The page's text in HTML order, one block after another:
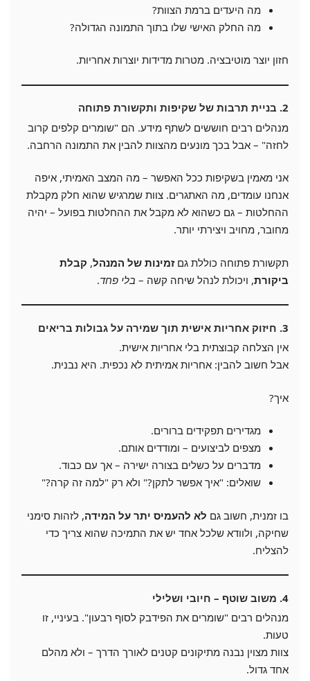
מה היעדים ברמת הצוות?
מה החלק האישי שלו בתוך התמונה הגדולה?
חזון יוצר מוטיבציה. מטרות מדידות יוצרות אחריות.
2. בניית תרבות של שקיפות ותקשורת פתוחה
מנהלים רבים חוששים לשתף מידע. הם "שומרים קלפים קרוב
לחזה" – אבל בכך מונעים מהצוות להבין את התמונה הרחבה.
אני מאמין בשקיפות ככל האפשר – מה המצב האמיתי, איפה
אנחנו עומדים, מה האתגרים. צוות שמרגיש שהוא חלק מקבלת
ההחלטות – גם כשהוא לא מקבל את ההחלטות בפועל – יהיה
מחובר, מחויב ויצירתי יותר.
תקשורת פתוחה כוללת גםזמינות של המנהל, קבלת
ביקורת, ויכולת לנהל שיחה קשה – בלי פחד.
3. חיזוק אחריות אישית תוך שמירה על גבולות בריאים
אין הצלחה קבוצתית בלי אחריות אישית.
אבל חשוב להבין: אחריות אמיתית לא נכפית. היא נבנית.
איך?
מגדירים תפקידים ברורים.
מצפים לביצועים – ומודדים אותם.
מדברים על כשלים בצורה ישירה – אך עם כבוד.
שואלים: "איך אפשר לתקן?" ולא רק "למה זה קרה?"
בו זמנית, חשוב גם לא להעמיס יתר על המידה, לזהות סימני
שחיקה, ולוודא שלכל אחד יש את התמיכה שהוא צריך כדי
להצליח.
4. משוב שוטף – חיובי ושלילי
מנהלים רבים "שומרים את הפידבק לסוף רבעון". בעיניי, זו
טעות.
צוות מצוין נבנה מתיקונים קטנים לאורך הדרך – ולא מהלם
אחד גדול.